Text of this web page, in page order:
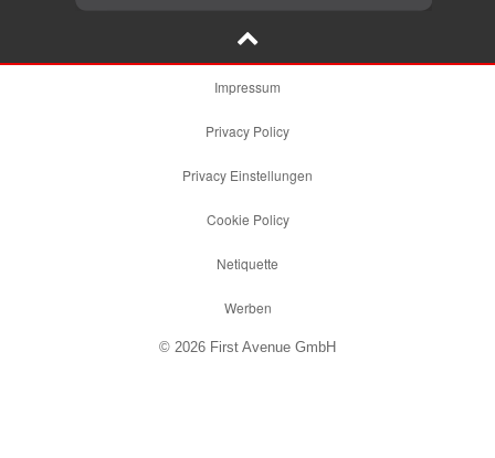
Impressum
Privacy Policy
Privacy Einstellungen
Cookie Policy
Netiquette
Werben
© 2026 First Avenue GmbH